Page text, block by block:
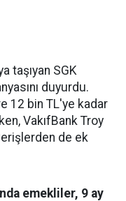
taşıyan SGK
duyurdu.
12 bin TL'ye kadar
VakıfBank Troy
de ek
emekliler, 9 ay